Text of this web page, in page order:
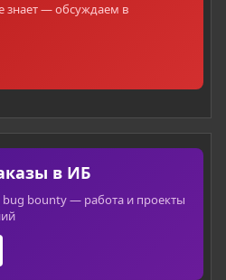
знает — обсуждаем в
в ИБ
bug bounty — работа и проекты